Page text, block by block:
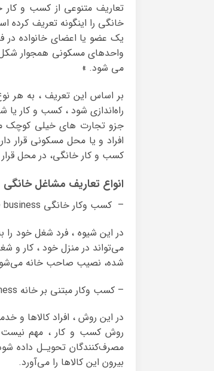
تعاریف متنوعی از کسب و
خانگی را اینگونه تعریف
یک عضو یا اعضای خانواده
واحد‌های مسکونی همجوار شکل
می شود. »
بر اساس این تعریف ، به هر
راه‌اندازی شود ، کسب و کار
جزو تجارت های خیلی کوچک
افراد و یا محل مسکونی قرار
کسب و کار خانگی، در محل
انواع تعاریف مشاغل خانگی
– کسب وکار خانگی Home business
در این شیوه ، فرد شغل خود را
می‌تواند در منزل خود ، کار و
شده، نصیب‌ صاحب خانه
– کسب وکار مبتنی بر خانه Home based business
در این روش ، افراد کالاها و
روش کسب و کار ، مهم نیست
مصرف‌کنندگان تحویـل داده
بیرون این کالاها را می‌آورد.